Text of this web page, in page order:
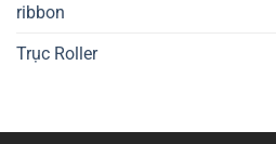
ribbon
Trục Roller